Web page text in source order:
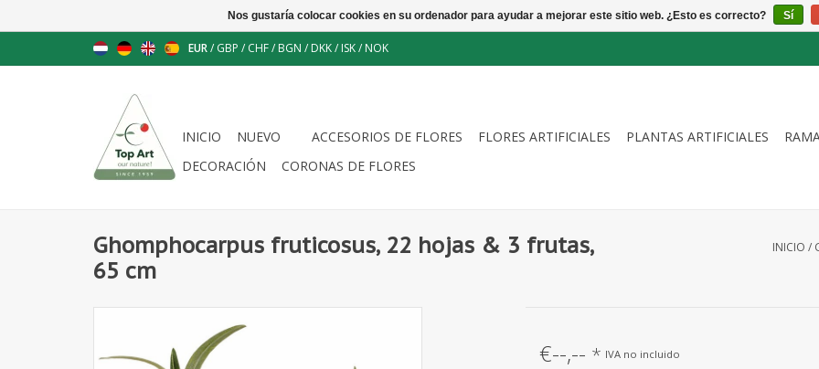
EUR/ GBP / CHF/ BGN / DKK/ ISK/ NOK
INICIO NUEVO ACCESORIOS DE FLORES FLORES ARTIFICIALES PLANTAS ARTIFICIALES
DECORACIÓN
CORONAS DE FLORES
Ghomphocarpus fruticosus, 22 hojas & 3 frutas,
65 cm
INICIO /
€--,-- * IVA no incluido
Nos gustaría colocar cookies en su ordenador para ayudar a mejorar este sitio web. ¿Esto es correcto? Sí